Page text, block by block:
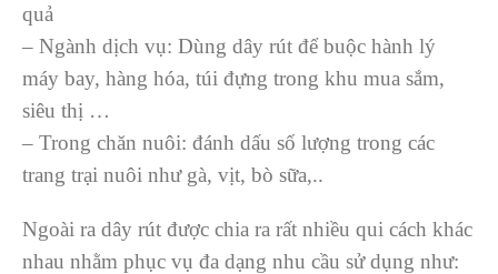
quả
– Ngành dịch vụ: Dùng dây rút để buộc hành lý
máy bay, hàng hóa, túi đựng trong khu mua sắm,
siêu thị …
– Trong chăn nuôi: đánh dấu số lượng trong các
trang trại nuôi như gà, vịt, bò sữa,..
Ngoài ra dây rút được chia ra rất nhiều qui cách khác
nhau nhằm phục vụ đa dạng nhu cầu sử dụng như: